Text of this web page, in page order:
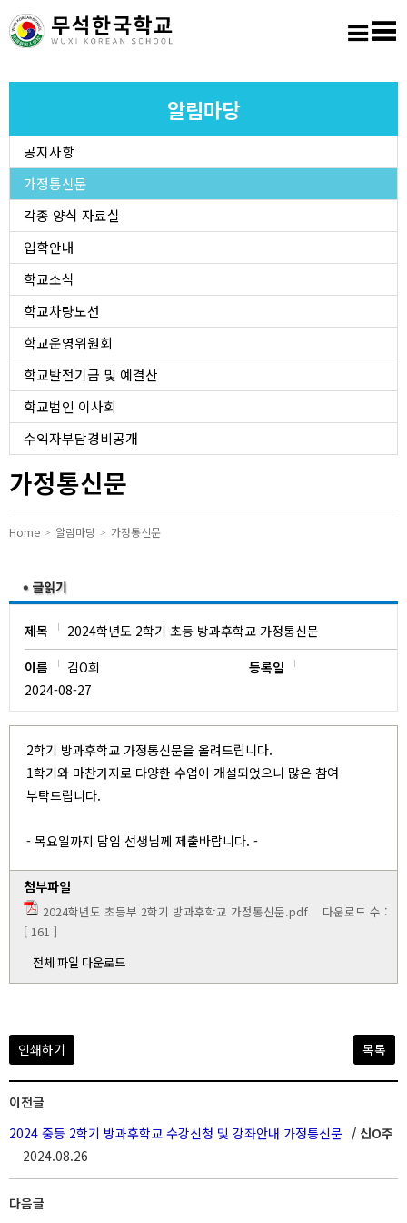
홈로그인회원가입사이트맵
교육마당
알림마당
학생활동
진학진로
학교도서실
유치원
알림마당
공지사항
가정통신문
각종 양식 자료실
입학안내
학교소식
학교차량노선
학교운영위원회
학교발전기금 및 예결산
학교법인 이사회
수익자부담경비공개
가정통신문
Home 알림마당 가정통신문
제목
2024학년도 2학기 초등 방과후학교 가정통신문
이름
김O희
등록일
2024-08-27
2학기 방과후학교 가정통신문을 올려드립니다.
1학기와 마찬가지로 다양한 수업이 개설되었으니 많은 참여
부탁드립니다.
- 목요일까지 담임 선생님께 제출바랍니다. -
첨부파일
2024학년도 초등부 2학기 방과후학교 가정통신문.pdf 다운로드 수 :
[ 161 ]
전체 파일 다운로드
인쇄하기 목록
이전글
2024 중등 2학기 방과후학교 수강신청 및 강좌안내 가정통신문 / 신O주
2024.08.26
다음글